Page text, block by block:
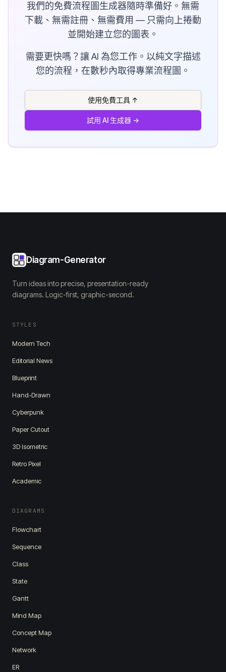
我們的免費流程圖生成器隨時準備好。無需
下載、無需註冊、無需費用 — 只需向上捲動
並開始建立您的圖表。
需要更快嗎？讓 AI 為您工作。以純文字描述
您的流程，在數秒內取得專業流程圖。
使用免費工具 ↑
試用 AI 生成器 →
Diagram-Generator
Turn ideas into precise, presentation-ready
diagrams. Logic-first, graphic-second.
STYLES
Modern Tech
Editorial News
Blueprint
Hand-Drawn
Cyberpunk
Paper Cutout
3D Isometric
Retro Pixel
Academic
DIAGRAMS
Flowchart
Sequence
Class
State
Gantt
Mind Map
Concept Map
Network
ER